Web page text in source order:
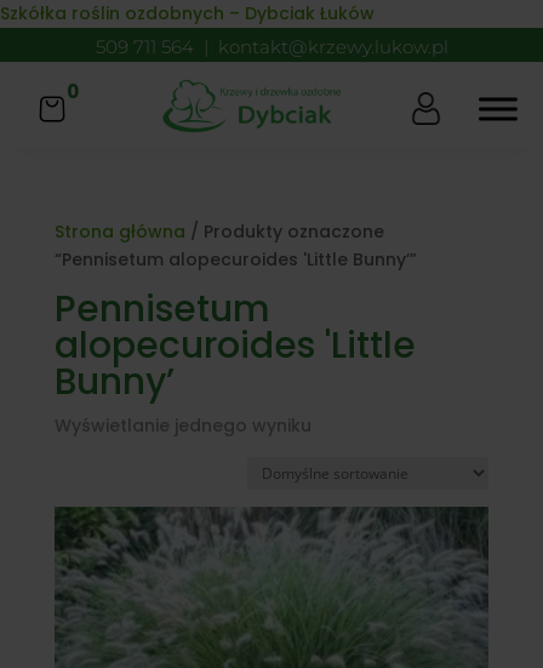
Skip to content
Szkółka roślin ozdobnych – Dybciak Łuków
509 711 564 | kontakt@krzewy.lukow.pl
0
Strona główna / Produkty oznaczone
“Pennisetum alopecuroides 'Little Bunny’”
Pennisetum
alopecuroides 'Little
Bunny’
Wyświetlanie jednego wyniku